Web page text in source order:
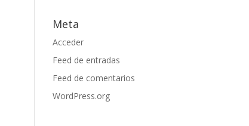
Meta
Acceder
Feed de entradas
Feed de comentarios
WordPress.org